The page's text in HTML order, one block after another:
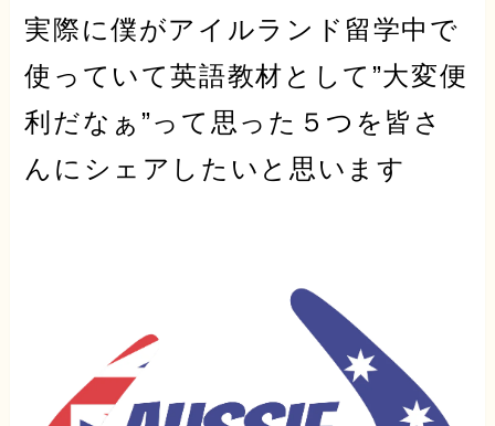
実際に僕がアイルランド留学中で
使っていて英語教材として”大変便
利だなぁ ”って思った５つを皆さ
んにシェアしたいと思います